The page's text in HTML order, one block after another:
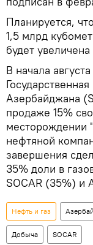
Планируется,
1,5 млрд
будет
В начала
Азербайджана
продаже 15%
месторождении
нефтяной
завершения
35% доли в
SOCAR (35%) и
Нефть и газ
Добыча SOCAR